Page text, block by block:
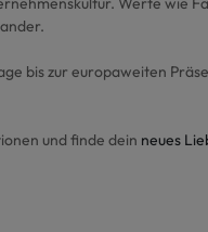
bis zur europaweiten
und finde dein neues